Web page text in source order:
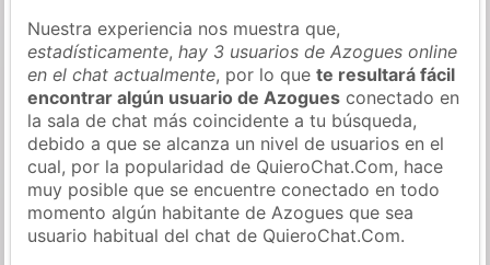
Nuestra experiencia nos muestra que,
estadísticamente,hay 3 usuarios de Azogues online
en el chat actualmente, por lo quete resultará fácil
encontrar algún usuario de Azogues conectado en
la sala de chat más coincidente a tu búsqueda,
debido a que se alcanza un nivel de usuarios en el
cual, por la popularidad de QuieroChat.Com, hace
muy posible que se encuentre conectado en todo
momento algún habitante de Azogues que sea
usuario habitual del chat de QuieroChat.Com.